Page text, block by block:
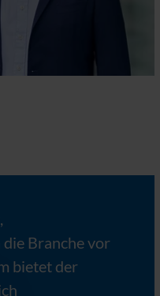
Branche vor
bietet der